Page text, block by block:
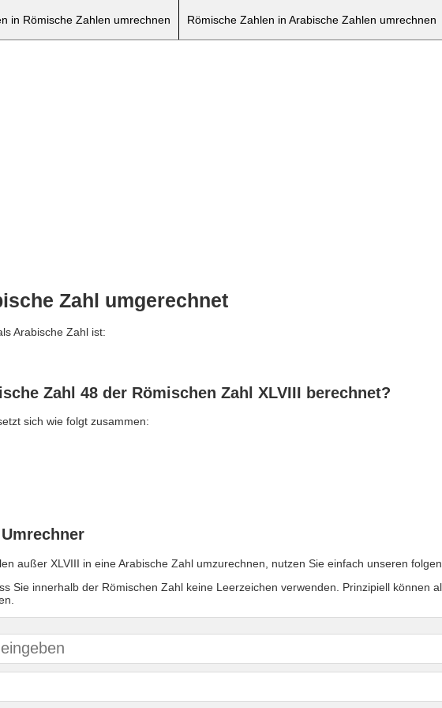
in Römische Zahlen umrechnen Römische Zahlen in Arabische Zahlen umrechnen
Zahl umgerechnet
Arabische Zahl ist:
Zahl 48 der Römischen Zahl XLVIII berechnet?
sich wie folgt zusammen:
außer XLVIII in eine Arabische Zahl umzurechnen, nutzen Sie einfach unseren
Sie innerhalb der Römischen Zahl keine Leerzeichen verwenden. Prinzipiell können